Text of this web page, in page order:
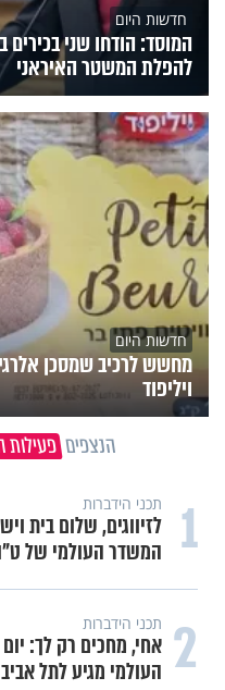
חדשות היום
המוסד: הודחו שני בכירים
להפלת המשטר האיראני
חדשות היום
מחשש לרכיב שמסכן
ויליפוד
הנצפים פעילות
1 תכני ערוץ הידברות
חלום אדיר: מקבץ
2 עשייה והעצמה נשית
משיבת נפש: הגבול
טקט לפגיעה בזולת